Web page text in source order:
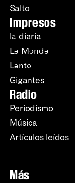
Salto
Impresos
la diaria
Le Monde
Lento
Gigantes
Radio
Periodismo
Música
Artículos leídos
Más